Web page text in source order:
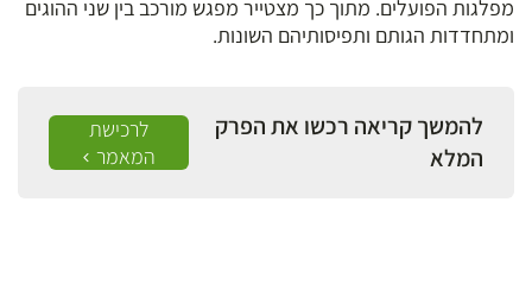
מפלגות הפועלים. מתוך כך מצטייר מפגש מורכב בין שני ההוגים
ומתחדדות הגותם ותפיסותיהם השונות.
להמשך קריאה רכשו את הפרק
המלא
לרכישת
המאמר